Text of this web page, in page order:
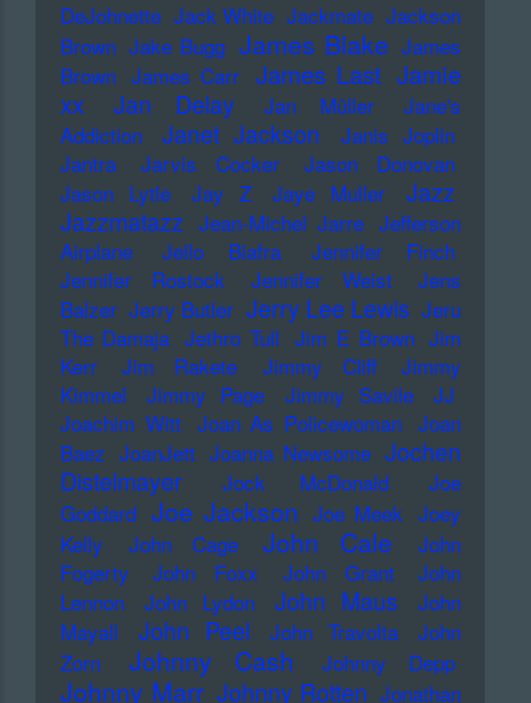
DeJohnette Jack White Jackmate Jackson
Brown Jake Bugg James Blake James
Brown James Carr James Last Jamie
xx
Jan Delay Jan Müller
Jane's
Addiction
Janet Jackson
Janis Joplin
Jantra
Jarvis Cocker
Jason Donovan
Jason Lytle
Jay Z Jaye Muller
Jazz
Jazzmatazz Jean-Michel Jarre Jefferson
Airplane
Jello Biafra
Jennifer Finch
Jennifer Rostock
Jennifer Weist
Jens
Balzer Jerry Butler Jerry Lee Lewis Jeru
The Damaja Jethro Tull Jim E Brown Jim
Kerr
Jim Rakete Jimmy Cliff
Jimmy
Kimmel
Jimmy Page Jimmy Savile
JJ
Joachim Witt Joan As Policewoman Joan
Baez JoanJett Joanna Newsome Jochen
Distelmayer
Jock McDonald
Joe
Goddard Joe Jackson Joe Meek Joey
Kelly
John Cage John Cale
John
Fogerty
John Foxx John Grant
John
Lennon
John Lydon John Maus
John
Mayall
John Peel John Travolta
John
Zorn
Johnny Cash Johnny Depp
Johnny Marr Johnny Rotten Jonathan